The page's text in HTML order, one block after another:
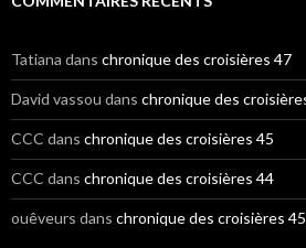
Tatiana dans chronique des croisières 47
David vassou dans chronique des
CCC dans chronique des croisières 45
CCC dans chronique des croisières 44
ouêveurs dans chronique des croisières 45